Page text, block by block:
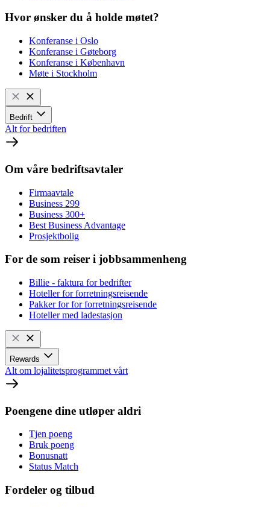
Hvor ønsker du å holde møtet?
Konferanse i Oslo
Konferanse i Gøteborg
Konferanse i København
Møte i Stockholm
Bedrift
Alt for bedriften
Om våre bedriftsavtaler
Firmaavtale
Business 299
Business 300+
Best Business Advantage
Prosjektbolig
For de som reiser i jobbsammenheng
Billie - faktura for bedrifter
Hoteller for forretningsreisende
Pakker for for forretningsreisende
Hoteller med ladestasjon
Rewards
Alt om lojalitetsprogrammet vårt
Poengene dine utløper aldri
Tjen poeng
Bruk poeng
Bonusnatt
Status Match
Fordeler og tilbud